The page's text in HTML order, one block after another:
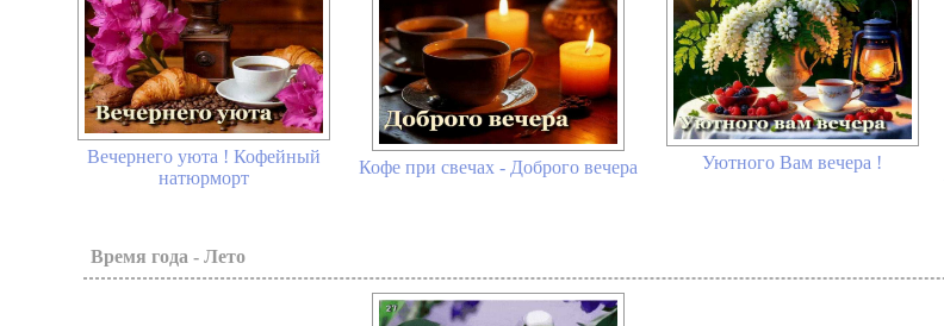
Вечернего уюта ! Кофейный
натюрморт
Кофе при свечах - Доброго вечера Уютного Вам вечера !
Время года - Лето